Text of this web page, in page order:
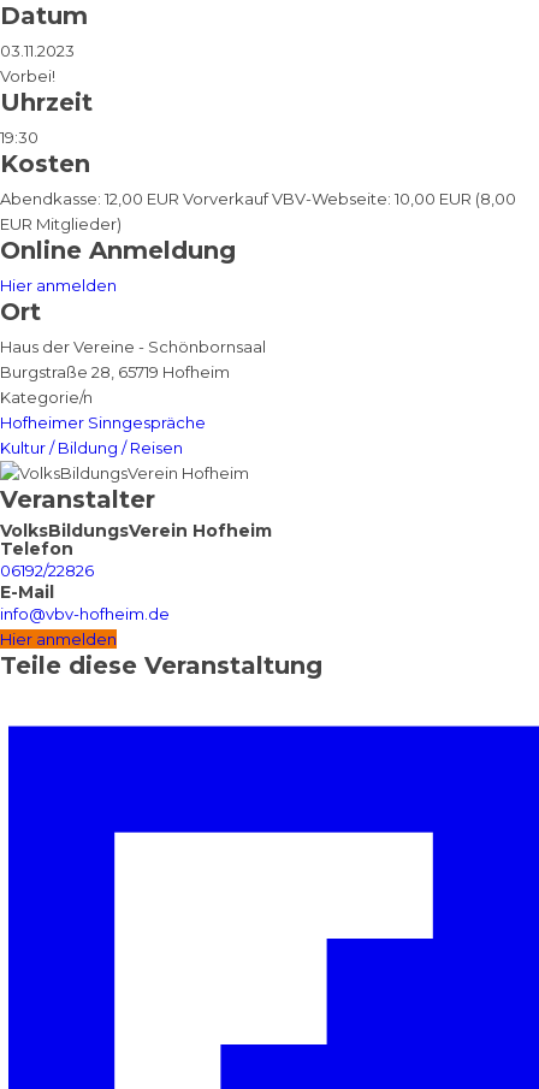
Datum
03.11.2023
Vorbei!
Uhrzeit
19:30
Kosten
Abendkasse: 12,00 EUR Vorverkauf VBV-Webseite: 10,00 EUR (8,00
EUR Mitglieder)
Online Anmeldung
Hier anmelden
Ort
Haus der Vereine - Schönbornsaal
Burgstraße 28, 65719 Hofheim
Kategorie/n
Hofheimer Sinngespräche
Kultur / Bildung / Reisen
Veranstalter
VolksBildungsVerein Hofheim
Telefon
06192/22826
E-Mail
info@vbv-hofheim.de
Hier anmelden
Teile diese Veranstaltung